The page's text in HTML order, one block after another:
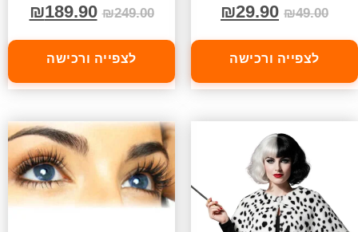
₪49.00
₪29.90
לצפייה ורכישה
₪249.00
₪189.90
לצפייה ורכישה